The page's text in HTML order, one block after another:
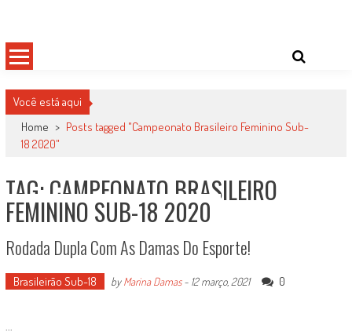
content
Você está aqui
Home > Posts tagged "Campeonato Brasileiro Feminino Sub-
18 2020"
TAG: CAMPEONATO BRASILEIRO
FEMININO SUB-18 2020
Rodada Dupla Com As Damas Do Esporte!
Brasileirão Sub-18 byMarina Damas- 12 março, 2021 0
...